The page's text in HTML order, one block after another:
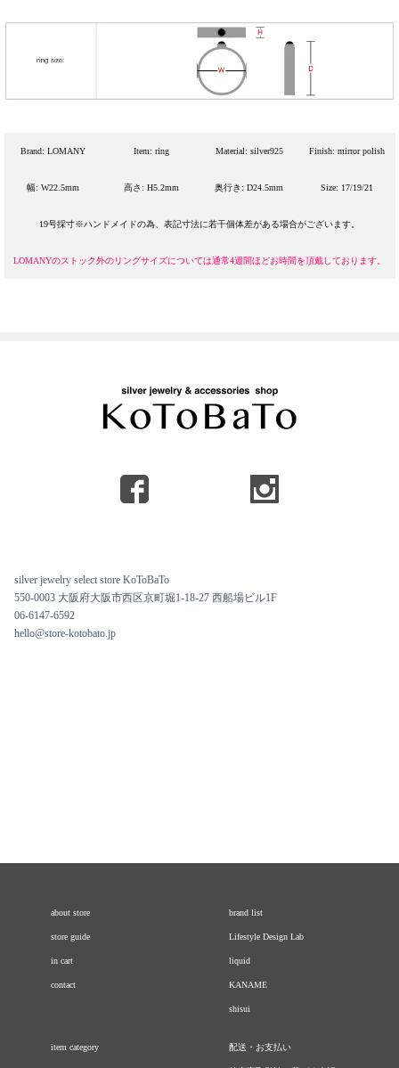
Brand: LOMANY Item: ring Material: silver925 Finish: mirror polish
幅: W22.5mm 高さ: H5.2mm 奥行き: D24.5mm Size: 17/19/21
19号採寸※ハンドメイドの為、表記寸法に若干個体差がある場合がございます。
LOMANYのストック外のリングサイズについては通常4週間ほどお時間を頂戴しております。
silver jewelry select store KoToBaTo
550-0003 大阪府大阪市西区京町堀1-18-27 西船場ビル1F
06-6147-6592
hello@store-kotobato.jp
about store
store guide
in cart
contact
brand list
Lifestyle Design Lab
liquid
KANAME
shisui
item category 配送・お支払い